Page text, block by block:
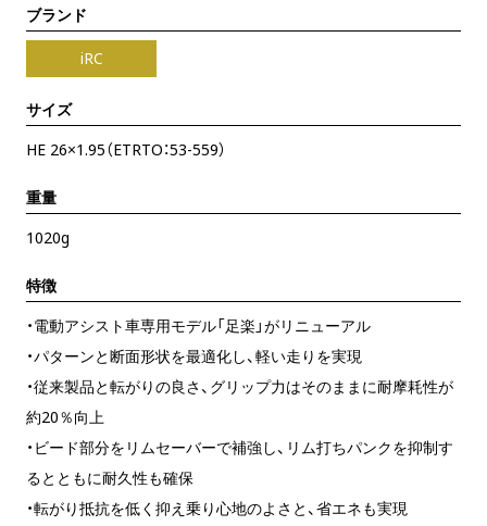
ブランド
iRC
サイズ
HE 26×1.95（ETRTO：53-559）
重量
1020g
特徴
・電動アシスト車専用モデル「足楽」がリニューアル
・パターンと断面形状を最適化し、軽い走りを実現
・従来製品と転がりの良さ、グリップ力はそのままに耐摩耗性が
約20％向上
・ビード部分をリムセーバーで補強し、リム打ちパンクを抑制す
るとともに耐久性も確保
・転がり抵抗を低く抑え乗り心地のよさと、省エネも実現